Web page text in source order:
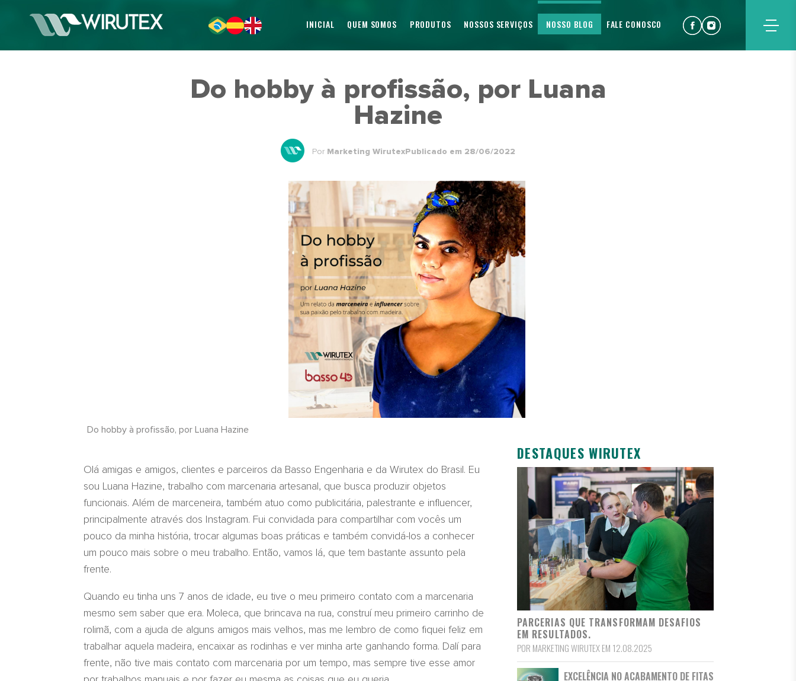
INICIAL QUEM SOMOS PRODUTOS NOSSOS SERVIÇOS NOSSO BLOG FALE CONOSCO
Do hobby à profissão, por Luana
Hazine
Por Marketing Wirutex Publicado em 28/06/2022
Do hobby à profissão, por Luana Hazine
Olá amigas e amigos, clientes e parceiros da Basso Engenharia e da Wirutex do Brasil. Eu
sou Luana Hazine, trabalho com marcenaria artesanal, que busca produzir objetos
funcionais. Além de marceneira, também atuo como publicitária, palestrante e influencer,
principalmente através dos Instagram. Fui convidada para compartilhar com vocês um
pouco da minha história, trocar algumas boas práticas e também convidá-los a conhecer
um pouco mais sobre o meu trabalho. Então, vamos lá, que tem bastante assunto pela
frente.
Quando eu tinha uns 7 anos de idade, eu tive o meu primeiro contato com a marcenaria
mesmo sem saber que era. Moleca, que brincava na rua, construí meu primeiro carrinho de
rolimã, com a ajuda de alguns amigos mais velhos, mas me lembro de como fiquei feliz em
trabalhar aquela madeira, encaixar as rodinhas e ver minha arte ganhando forma. Dalí para
frente, não tive mais contato com marcenaria por um tempo, mas sempre tive esse amor
DESTAQUES WIRUTEX
PARCERIAS QUE TRANSFORMAM DESAFIOS
EM RESULTADOS.
POR MARKETING WIRUTEX EM 12.08.2025
EXCELÊNCIA NO ACABAMENTO DE FITAS